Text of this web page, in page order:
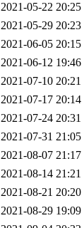
2021-05-22 20:25
2021-05-29 20:23
2021-06-05 20:15
2021-06-12 19:46
2021-07-10 20:21
2021-07-17 20:14
2021-07-24 20:31
2021-07-31 21:05
2021-08-07 21:17
2021-08-14 21:21
2021-08-21 20:20
2021-08-29 19:09